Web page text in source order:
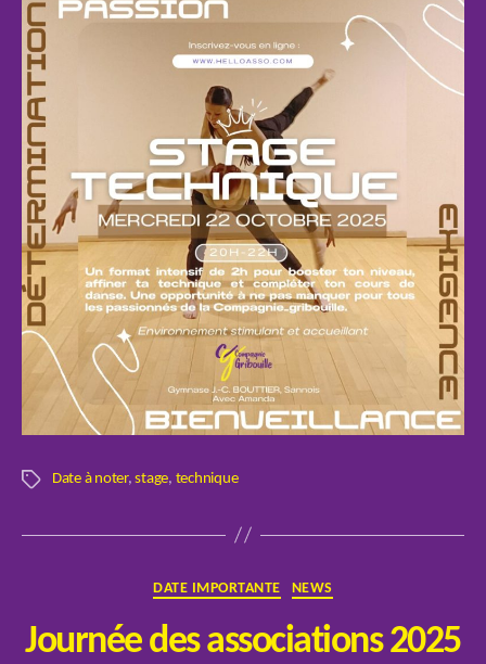
ÉtiquettesDate à noter,stage, technique
Catégories
DATE IMPORTANTE NEWS
Journée des associations 2025
P
a